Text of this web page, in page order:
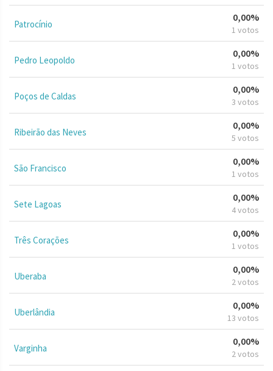
Patrocínio
0,00%
1 votos
Pedro Leopoldo
0,00%
1 votos
Poços de Caldas
0,00%
3 votos
Ribeirão das Neves
0,00%
5 votos
São Francisco
0,00%
1 votos
Sete Lagoas
0,00%
4 votos
Três Corações
0,00%
1 votos
Uberaba
0,00%
2 votos
Uberlândia
0,00%
13 votos
Varginha
0,00%
2 votos